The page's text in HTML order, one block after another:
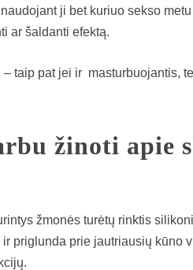
ji bet kuriuo sekso
ar šaldanti efektą.
– taip pat jei ir masturbuojantis,
žinoti apie
žmonės turėtų rinktis
priglunda prie jautriausių kūno